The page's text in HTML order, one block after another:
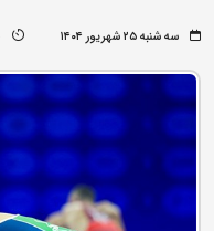
سه شنبه ۲۵ شهریور ۱۴۰۴